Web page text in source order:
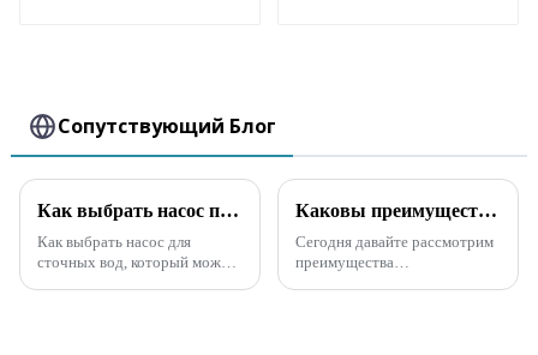
Сопутствующий Блог
Как выбрать насос при большом количестве примесей
Как выбрать насос для
сточных вод, который может
Каковы преимущества самовсасывающих насосов по сравнению с погружными насосами?
Сегодня давайте рассмотрим
преимущества